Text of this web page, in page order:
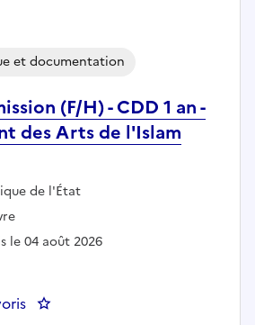
(F/H) - CDD 1 an -
des Arts de l'Islam
et documentation
:de l'État
le 04 août 2026
: Chargé de mission (F/H) -